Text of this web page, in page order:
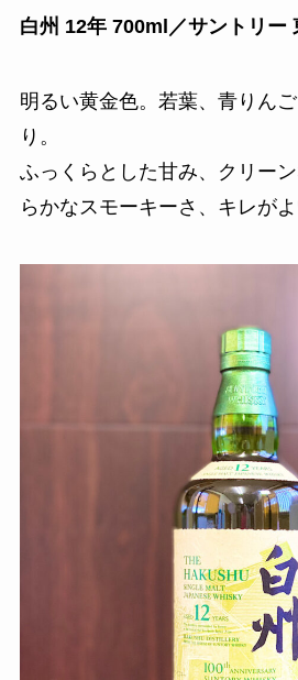
白州 12年 700ml／サントリー
明るい黄金色。若葉、青りん
り。
ふっくらとした甘み、クリー
らかなスモーキーさ、キレがよ